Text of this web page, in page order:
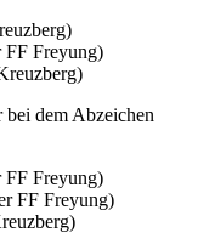
FF Freyung)
dem Abzeichen
FF Freyung)
FF Freyung)